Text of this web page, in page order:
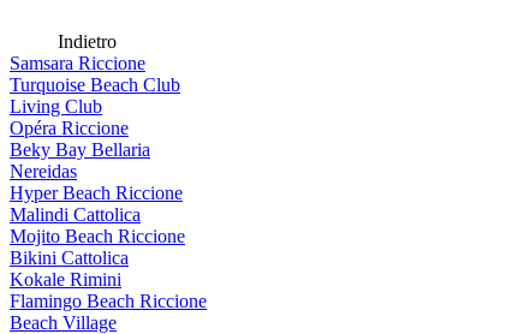
Indietro
Samsara Riccione
Turquoise Beach Club
Living Club
Opéra Riccione
Beky Bay Bellaria
Nereidas
Hyper Beach Riccione
Malindi Cattolica
Mojito Beach Riccione
Bikini Cattolica
Kokale Rimini
Flamingo Beach Riccione
Beach Village